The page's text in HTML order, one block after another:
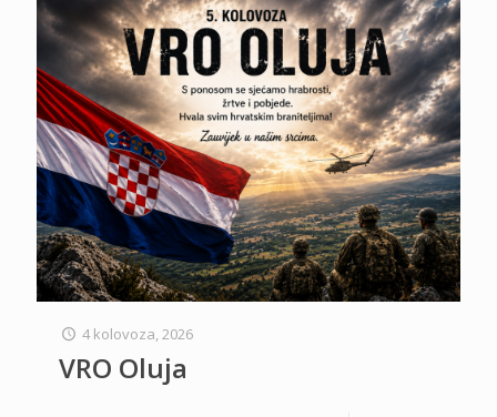
4 kolovoza, 2026
VRO Oluja